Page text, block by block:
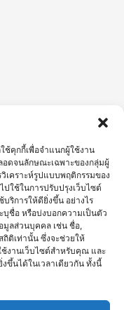
ช้คุกกี้เพื่อจำแนกผู้ใช้งาน
ดจนลักษณะเฉพาะของกลุ่มผู้
เคราะห์รูปแบบพฤติกรรมของ
ใช้ในการปรับปรุงเว็บไซต์
ริการให้ดียิ่งขึ้น อย่างไร
บุชื่อ หรือบ่งบอกความเป็นตัว
มูลส่วนบุคคล เช่น ชื่อ,
ถิติเท่านั้น ซึ่งจะช่วยให้
งานเว็บไซต์สำหรับคุณ และ
ขึ้นได้ในเวลาเดียวกัน ทั้งนี้